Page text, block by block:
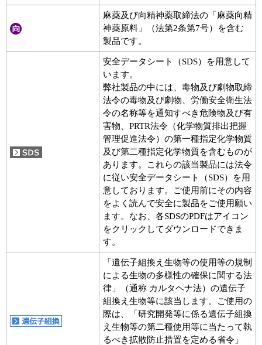
麻薬及び向精神薬取締法の「麻薬向精
神薬原料」（法第2条第7号）を含む
製品です。
安全データシート（SDS）を用意して
います。
弊社製品の中には、毒物及び劇物取締
法令の毒物及び劇物、労働安全衛生法
令の名称等を通知すべき危険物及び有
害物、PRTR法令（化学物質排出把握
管理促進法令）の第一種指定化学物質
及び第二種指定化学物質を含むものが
あります。これらの該当製品には法令
に従い安全データシート（SDS）を用
意しております。ご使用前にその内容
をよく読んで安全に製品をご使用願い
ます。なお、各SDSのPDFはアイコン
をクリックしてダウンロードできま
す。
「遺伝子組換え生物等の使用等の規制
による生物の多様性の確保に関する法
律」（通称 カルタヘナ法）の遺伝子
組換え生物等に該当します。ご使用の
際は、「研究開発等に係る遺伝子組換
え生物等の第二種使用等に当たって執
るべき拡散防止措置を定める省令」